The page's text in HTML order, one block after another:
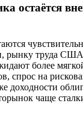
остаётся
рынку труда
более
спрос на
доходности
чаще